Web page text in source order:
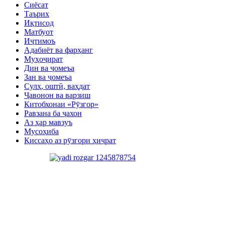
Сиёсат
Таърих
Иқтисод
Матбуот
Иҷтимоъ
Адабиёт ва фарҳанг
Муҳоҷират
Дин ва ҷомеъа
Зан ва ҷомеъа
Сулҳ, оштӣ, ваҳдат
Ҷавонон ва варзиш
Китобхонаи «Рӯзгор»
Равзана ба ҷахон
Аз ҳар мавзуъ
Мусоҳиба
Қиссаҳо аз рӯзгори ҳиҷрат